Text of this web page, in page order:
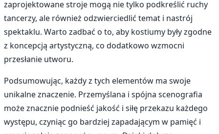
zaprojektowane stroje mogą nie tylko podkreślić ruchy
tancerzy, ale również odzwierciedlić temat i nastrój
spektaklu. Warto zadbać o to, aby kostiumy były zgodne
z koncepcją artystyczną, co dodatkowo wzmocni
przesłanie utworu.
Podsumowując, każdy z tych elementów ma swoje
unikalne znaczenie. Przemyślana i spójna scenografia
może znacznie podnieść jakość i siłę przekazu każdego
występu, czyniąc go bardziej zapadającym w pamięć i